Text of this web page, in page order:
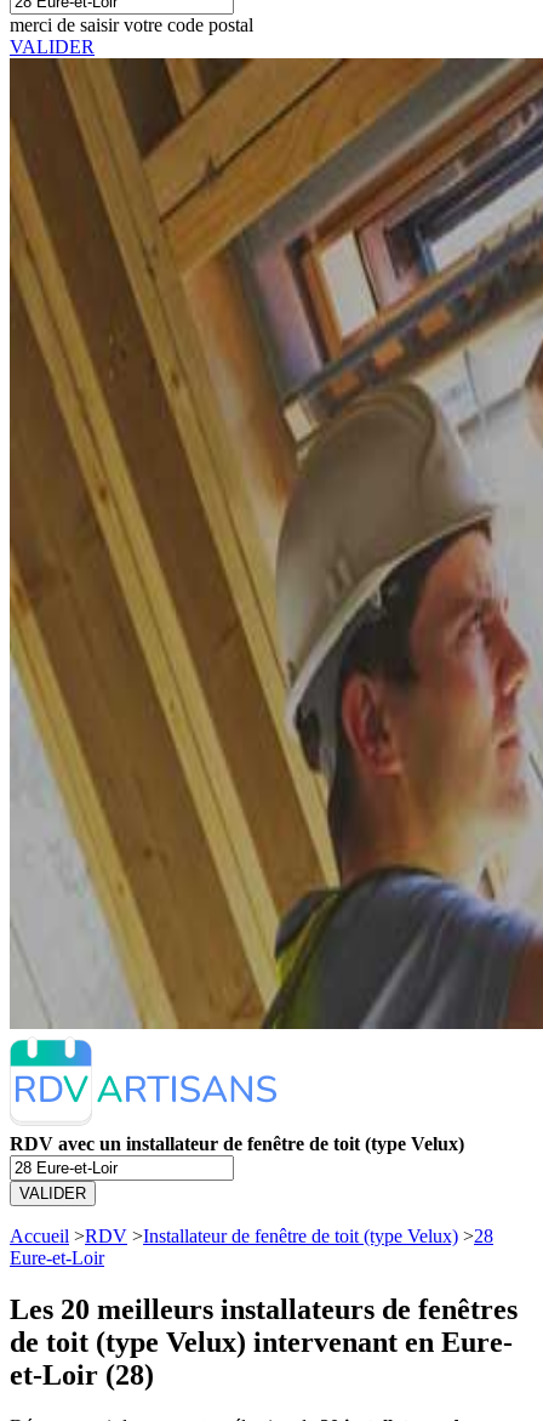
merci de saisir votre code postal
VALIDER
RDV avec un installateur de fenêtre de toit (type Velux)
VALIDER
Accueil >RDV >Installateur de fenêtre de toit (type Velux) >28
Eure-et-Loir
Les 20 meilleurs installateurs de fenêtres
de toit (type Velux) intervenant en Eure-
et-Loir (28)